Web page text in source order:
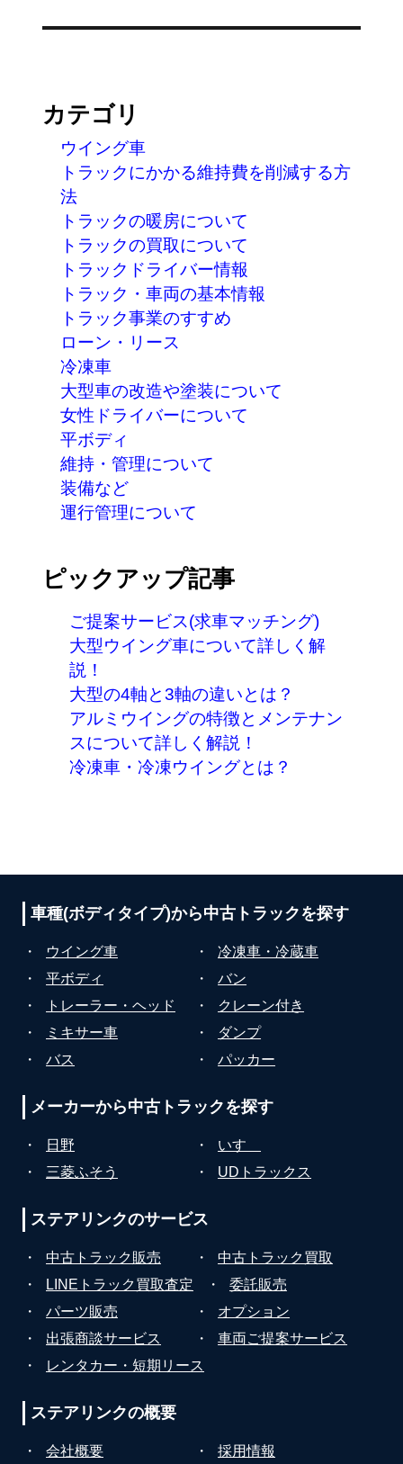
シ
稿:
カテゴリ
ウイング車
トラックにかかる維持費を削減する方
法
トラックの暖房について
トラックの買取について
トラックドライバー情報
トラック・車両の基本情報
トラック事業のすすめ
ローン・リース
冷凍車
大型車の改造や塗装について
女性ドライバーについて
平ボディ
維持・管理について
装備など
運行管理について
ピックアップ記事
ご提案サービス(求車マッチング)
大型ウイング車について詳しく解
説！
大型の4軸と3軸の違いとは？
アルミウイングの特徴とメンテナン
スについて詳しく解説！
冷凍車・冷凍ウイングとは？
車種(ボディタイプ)から中古トラックを探す
・ ウイング車 ・
冷凍車・冷蔵車
・
平ボディ ・
バン
・
トレーラー・ヘッド ・
クレーン付き
・
ミキサー車 ・
ダンプ
・
バス ・ パッカー
メーカーから中古トラックを探す
・ 日野 ・
いすゞ
・
三菱ふそう ・ UDトラックス
ステアリンクのサービス
・ 中古トラック販売 ・
中古トラック買取
・
LINEトラック買取査定 ・
委託販売
・
パーツ販売 ・
オプション
・
出張商談サービス ・
車両ご提案サービス
・
レンタカー・短期リース
ステアリンクの概要
・ 会社概要 ・ 採用情報